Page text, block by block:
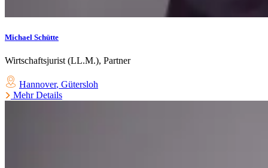
Michael Schütte
Wirtschaftsjurist (LL.M.), Partner
Hannover, Gütersloh
Mehr Details